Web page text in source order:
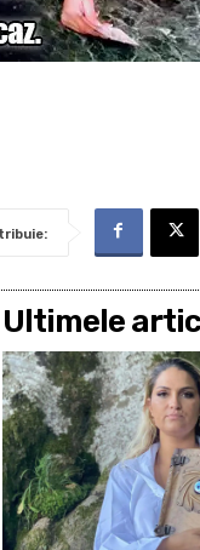
Ultimele